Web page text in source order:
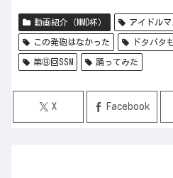
動画紹介（MMD杯） アイドル
この発砲はなかった ドタバタ
第⑨回SSM 踊ってみた
X Facebook